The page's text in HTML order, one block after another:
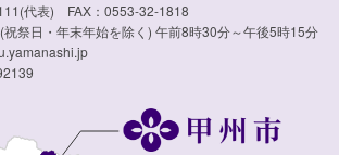
代表) FAX：0553-32-1818
祭日・年末年始を除く) 午前8時30分～午後5時15分